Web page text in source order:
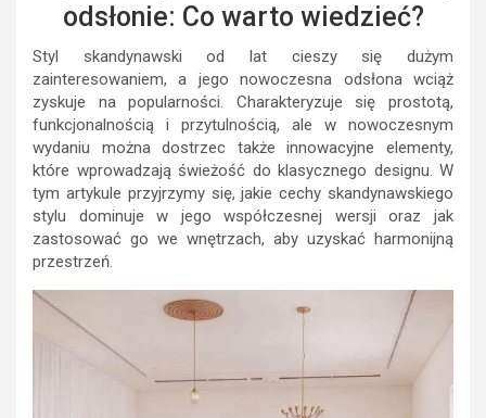
odsłonie: Co warto wiedzieć?
Styl skandynawski od lat cieszy się dużym
zainteresowaniem, a jego nowoczesna odsłona wciąż
zyskuje na popularności. Charakteryzuje się prostotą,
funkcjonalnością i przytulnością, ale w nowoczesnym
wydaniu można dostrzec także innowacyjne elementy,
które wprowadzają świeżość do klasycznego designu. W
tym artykule przyjrzymy się, jakie cechy skandynawskiego
stylu dominuje w jego współczesnej wersji oraz jak
zastosować go we wnętrzach, aby uzyskać harmonijną
przestrzeń.